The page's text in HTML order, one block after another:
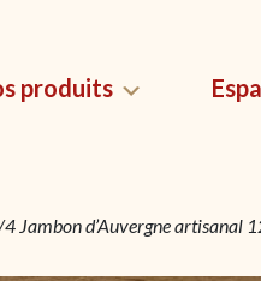
produits
MAGNETS
Jambon d’Auvergne artisanal